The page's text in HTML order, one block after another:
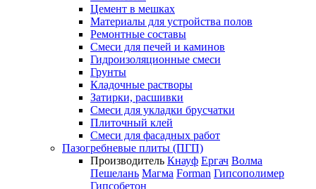
Цемент в мешках
Материалы для устройства полов
Ремонтные составы
Смеси для печей и каминов
Гидроизоляционные смеси
Грунты
Кладочные растворы
Затирки, расшивки
Смеси для укладки брусчатки
Плиточный клей
Смеси для фасадных работ
Пазогребневые плиты (ПГП)
Производитель Кнауф Ергач Волма
Пешелань Магма Forman Гипсополимер
Гипсобетон